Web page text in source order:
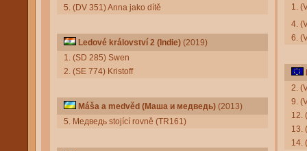
5. (DV 351) Anna jako dítě
Ledové království 2 (Indie) (2019)
1. (SD 285) Swen
2. (SE 774) Kristoff
Máša a medvěd (Маша и медведь) (2013)
5. Медведь stojící rovně (TR161)
1.
4.
6.
2.
9.
12.
13.
14.